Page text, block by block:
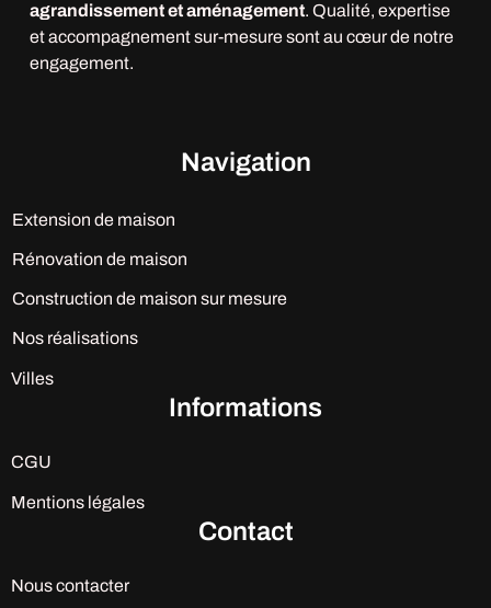
agrandissement et aménagement. Qualité, expertise
et accompagnement sur-mesure sont au cœur de notre
engagement.
Navigation
Extension de maison
Rénovation de maison
Construction de maison sur mesure
Nos réalisations
Villes
Informations
CGU
Mentions légales
Contact
Nous contacter